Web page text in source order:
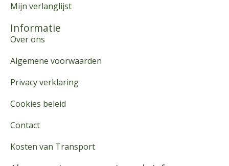
Mijn verlanglijst
Informatie
Over ons
Algemene voorwaarden
Privacy verklaring
Cookies beleid
Contact
Kosten van Transport